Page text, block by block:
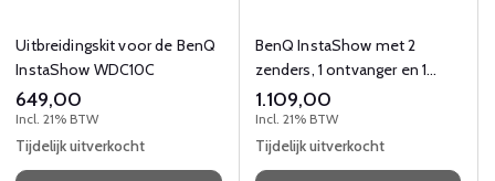
Uitbreidingskit voor de BenQ
InstaShow WDC10C
649,00
Incl. 21% BTW
Tijdelijk uitverkocht
BenQ InstaShow met 2
zenders, 1 ontvanger en 1
opbergsysteem.
1.109,00
Incl. 21% BTW
Tijdelijk uitverkocht